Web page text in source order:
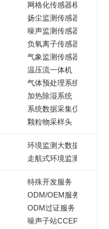
网格化传感器模组
扬尘监测传感器
噪声监测传感器
负氧离子传感器
气象监测传感器
温压流一体机
气体预处理系统
加热除湿系统
系统数据采集仪
颗粒物采样头
环境监测大数据服务
走航式环境监测服务
特殊开发服务
ODM/OEM服务
ODM过证服务
噪声子站CCEP过证服